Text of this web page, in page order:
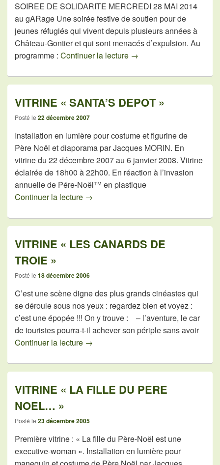
SOIREE DE SOLIDARITE MERCREDI 28 MAI 2014
au gARage Une soirée festive de soutien pour de
jeunes réfugiés qui vivent depuis plusieurs années à
Château-Gontier et qui sont menacés d’expulsion. Au
programme : Continuer la lecture Soirée lycéens réfugiés
→
VITRINE « SANTA’S DEPOT »
Posté le 22 décembre 2007
Installation en lumière pour costume et figurine de
Père Noël et diaporama par Jacques MORIN. En
vitrine du 22 décembre 2007 au 6 janvier 2008. Vitrine
éclairée de 18h00 à 22h00. En réaction à l’invasion
annuelle de Pére-Noël™ en plastique
Continuer la lecture VITRINE « SANTA’S DEPOT »
→
VITRINE « LES CANARDS DE
TROIE »
Posté le 18 décembre 2006
C’est une scène digne des plus grands cinéastes qui
se déroule sous nos yeux : regardez bien et voyez :
c’est une épopée !!! On y trouve : – l’aventure, le car
de touristes pourra-t-il achever son périple sans avoir
Continuer la lecture VITRINE « LES CANARDS DE
→
VITRINE « LA FILLE DU PERE
NOEL… »
Posté le 23 décembre 2005
Première vitrine : « La fille du Père-Noël est une
executive-woman ». Installation en lumière pour